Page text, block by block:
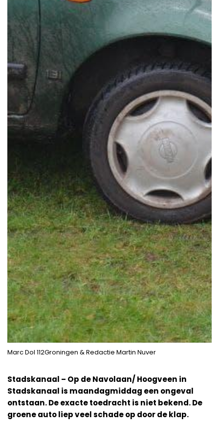
Marc Dol 112Groningen & Redactie Martin Nuver
Stadskanaal – Op de Navolaan/ Hoogveen in
Stadskanaal is maandagmiddag een ongeval
ontstaan. De exacte toedracht is niet bekend. De
groene auto liep veel schade op door de klap.